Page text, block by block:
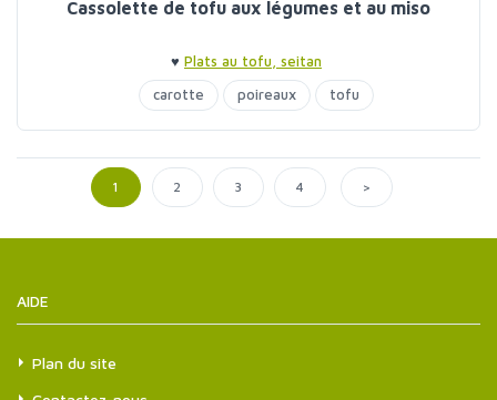
Cassolette de tofu aux légumes et au miso
♥ Plats au tofu, seitan
carotte
poireaux tofu
1 2 3 4 >
AIDE
Plan du site